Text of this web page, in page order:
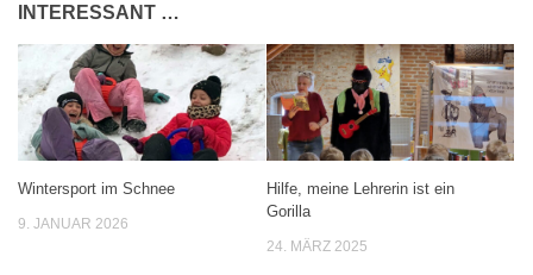
INTERESSANT …
Wintersport im Schnee
9. JANUAR 2026
Hilfe, meine Lehrerin ist ein
Gorilla
24. MÄRZ 2025